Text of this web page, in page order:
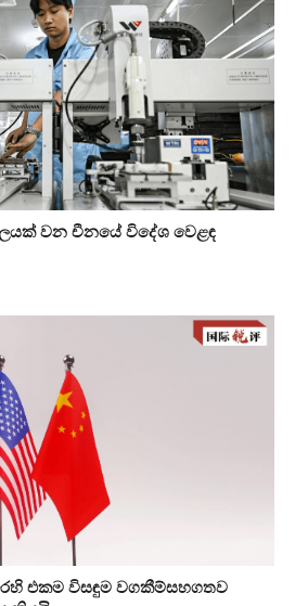
වන චීනයේ විදේශ වෙළඳ
එකම විසඳුම වගකීම්සහගතව